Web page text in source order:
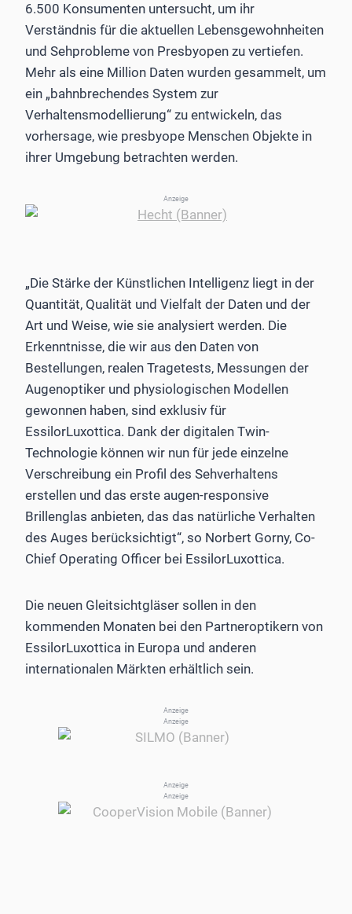
6.500 Konsumenten untersucht, um ihr
Verständnis für die aktuellen Lebensgewohnheiten
und Sehprobleme von Presbyopen zu vertiefen.
Mehr als eine Million Daten wurden gesammelt, um
ein „bahnbrechendes System zur
Verhaltensmodellierung“ zu entwickeln, das
vorhersage, wie presbyope Menschen Objekte in
ihrer Umgebung betrachten werden.
Anzeige
„Die Stärke der Künstlichen Intelligenz liegt in der
Quantität, Qualität und Vielfalt der Daten und der
Art und Weise, wie sie analysiert werden. Die
Erkenntnisse, die wir aus den Daten von
Bestellungen, realen Tragetests, Messungen der
Augenoptiker und physiologischen Modellen
gewonnen haben, sind exklusiv für
EssilorLuxottica. Dank der digitalen Twin-
Technologie können wir nun für jede einzelne
Verschreibung ein Profil des Sehverhaltens
erstellen und das erste augen-responsive
Brillenglas anbieten, das das natürliche Verhalten
des Auges berücksichtigt“, so Norbert Gorny, Co-
Chief Operating Officer bei EssilorLuxottica.
Die neuen Gleitsichtgläser sollen in den
kommenden Monaten bei den Partneroptikern von
EssilorLuxottica in Europa und anderen
internationalen Märkten erhältlich sein.
Anzeige
Anzeige
Anzeige
Anzeige